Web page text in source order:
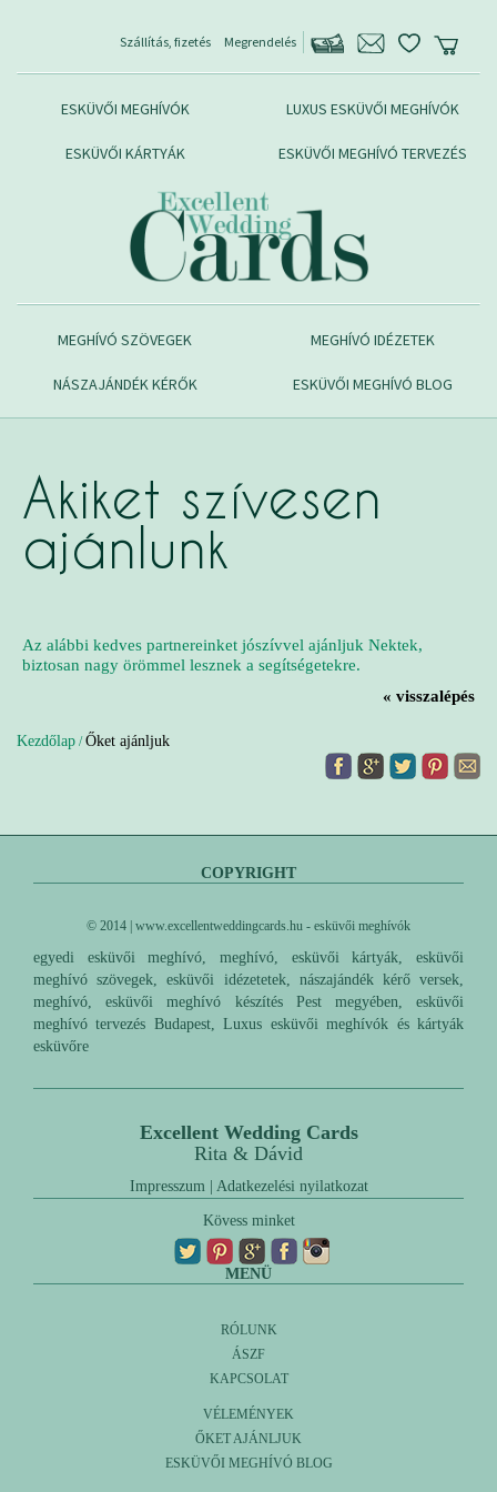
Szállítás, fizetés Megrendelés
ESKÜVŐI MEGHÍVÓK LUXUS ESKÜVŐI MEGHÍVÓK
ESKÜVŐI KÁRTYÁK ESKÜVŐI MEGHÍVÓ TERVEZÉS
MEGHÍVÓ SZÖVEGEK MEGHÍVÓ IDÉZETEK
NÁSZAJÁNDÉK KÉRŐK ESKÜVŐI MEGHÍVÓ BLOG
Akiket szívesen
ajánlunk
Az alábbi kedves partnereinket jószívvel ajánljuk Nektek,
biztosan nagy örömmel lesznek a segítségetekre.
« visszalépés
Kezdőlap /Őket ajánljuk
COPYRIGHT
© 2014 | www.excellentweddingcards.hu - esküvői meghívók
egyedi esküvői meghívó, meghívó, esküvői kártyák, esküvői
meghívó szövegek, esküvői idézetetek, nászajándék kérő versek,
meghívó, esküvői meghívó készítés Pest megyében, esküvői
meghívó tervezés Budapest, Luxus esküvői meghívók és kártyák
esküvőre
Excellent Wedding Cards
Rita & Dávid
Impresszum| Adatkezelési nyilatkozat
Kövess minket
MENÜ
RÓLUNK
ÁSZF
KAPCSOLAT
VÉLEMÉNYEK
ŐKET AJÁNLJUK
ESKÜVŐI MEGHÍVÓ BLOG